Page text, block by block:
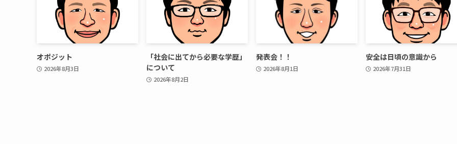
オポジット
2026年8月3日
「社会に出てから必要な学歴」
について
2026年8月2日
発表会！！
2026年8月1日
安全は日頃の意識から
2026年7月31日